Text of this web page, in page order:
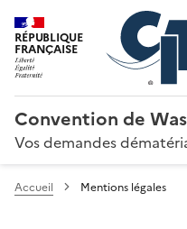
RÉPUBLIQUE
FRANÇAISE
Convention de
Vos demandes
Accueil Mentions légales